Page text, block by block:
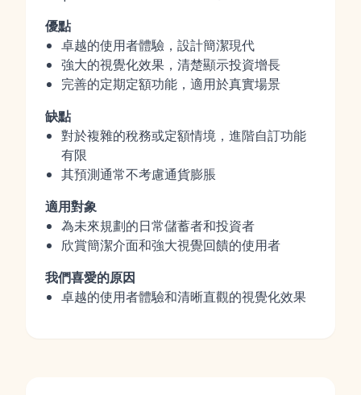
優點
卓越的使用者體驗，設計簡潔現代
強大的視覺化效果，清楚顯示投資增長
完善的定期定額功能，適用於真實場景
缺點
對於複雜的稅務或定額情境，進階自訂功能
有限
其預測通常不考慮通貨膨脹
適用對象
為未來規劃的日常儲蓄者和投資者
欣賞簡潔介面和強大視覺回饋的使用者
我們喜愛的原因
卓越的使用者體驗和清晰直觀的視覺化效果